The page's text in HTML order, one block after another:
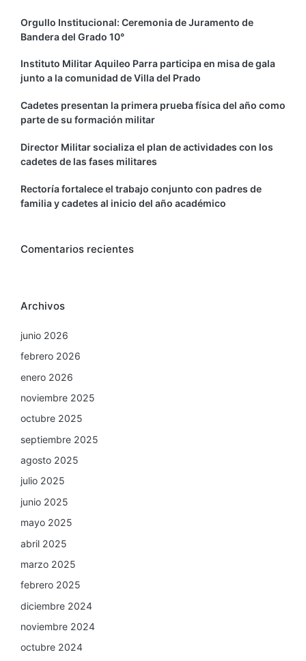
Orgullo Institucional: Ceremonia de Juramento de
Bandera del Grado 10°
Instituto Militar Aquileo Parra participa en misa de gala
junto a la comunidad de Villa del Prado
Cadetes presentan la primera prueba física del año como
parte de su formación militar
Director Militar socializa el plan de actividades con los
cadetes de las fases militares
Rectoría fortalece el trabajo conjunto con padres de
familia y cadetes al inicio del año académico
Comentarios recientes
Archivos
junio 2026
febrero 2026
enero 2026
noviembre 2025
octubre 2025
septiembre 2025
agosto 2025
julio 2025
junio 2025
mayo 2025
abril 2025
marzo 2025
febrero 2025
diciembre 2024
noviembre 2024
octubre 2024